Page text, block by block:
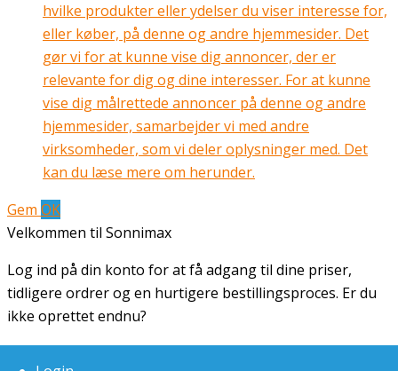
hvilke produkter eller ydelser du viser interesse for,
eller køber, på denne og andre hjemmesider. Det
gør vi for at kunne vise dig annoncer, der er
relevante for dig og dine interesser. For at kunne
vise dig målrettede annoncer på denne og andre
hjemmesider, samarbejder vi med andre
virksomheder, som vi deler oplysninger med. Det
kan du læse mere om herunder.
Gem OK
Velkommen til Sonnimax
Log ind på din konto for at få adgang til dine priser,
tidligere ordrer og en hurtigere bestillingsproces. Er du
ikke oprettet endnu?
Tilmeld dig på få minutter og få fuld adgang til vores